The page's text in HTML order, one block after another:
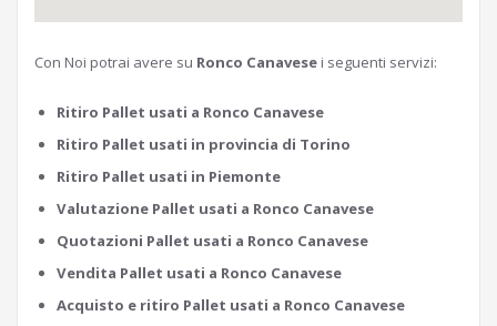
Con Noi potrai avere su Ronco Canavese i seguenti servizi:
Ritiro Pallet usati a Ronco Canavese
Ritiro Pallet usati in provincia di Torino
Ritiro Pallet usati in Piemonte
Valutazione Pallet usati a Ronco Canavese
Quotazioni Pallet usati a Ronco Canavese
Vendita Pallet usati a Ronco Canavese
Acquisto e ritiro Pallet usati a Ronco Canavese